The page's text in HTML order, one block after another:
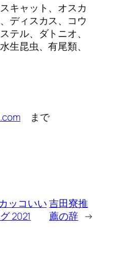
キャット、オスカ
ディスカス、コウ
テル、ダトニオ、
生昆虫、有尾類、
まで
ッコいい
2021
吉田寮推
薦の辞 →